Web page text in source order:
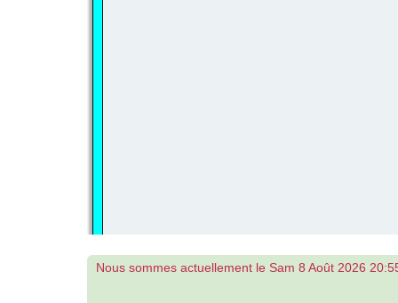
Nous sommes actuellement le Sam 8 Août 2026